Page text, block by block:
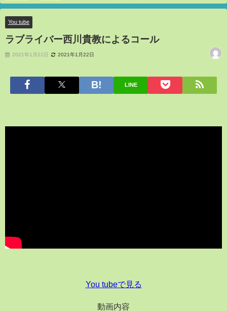
You tube
ラブライバー西川貴教によるコール
2021年1月22日 2021年1月22日
LINE
You tubeで見る
動画内容